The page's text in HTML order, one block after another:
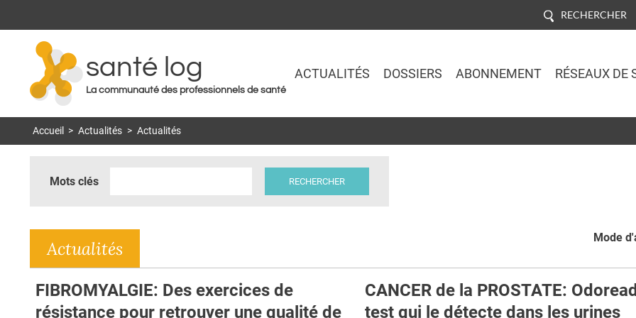
RECHERCHER
santé log
La communauté des professionnels de santé
ACTUALITÉS DOSSIERS ABONNEMENT RÉSEAUX DE
Accueil > Actualités > Actualités
Mots clés
Mode
Actualités
FIBROMYALGIE: Des exercices de
résistance pour retrouver une qualité de
CANCER de la PROSTATE:
test qui le détecte dans les urines